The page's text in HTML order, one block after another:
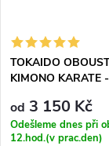
TOKAIDO
KIMONO KARATE
od 3 150 Kč
Odešleme dnes při
12.hod.(v prac.den)